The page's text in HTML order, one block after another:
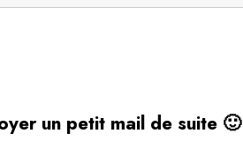
un petit mail de suite 🙂